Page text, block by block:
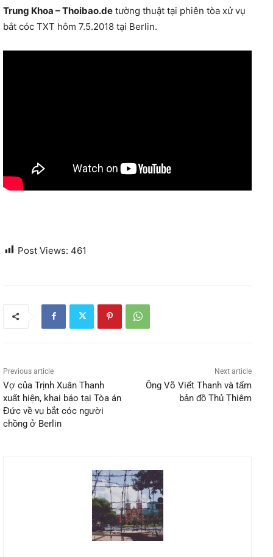
Trung Khoa – Thoibao.de tường thuật tại phiên tòa xử vụ
bắt cóc TXT hôm 7.5.2018 tại Berlin.
Post Views: 461
Previous article
Vợ của Trịnh Xuân Thanh
xuất hiện, khai báo tại Tòa án
Đức về vụ bắt cóc người
chồng ở Berlin
Next article
Ông Võ Viết Thanh và tấm
bản đồ Thủ Thiêm